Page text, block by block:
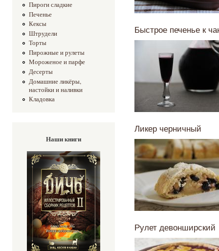
Пироги сладкие
Печенье
Кексы
Штрудели
Торты
Пирожные и рулеты
Мороженое и парфе
Десерты
Домашние ликёры,
настойки и наливки
Кладовка
Наши книги
Быстрое печенье к
Ликер черничный
Рулет девонширский